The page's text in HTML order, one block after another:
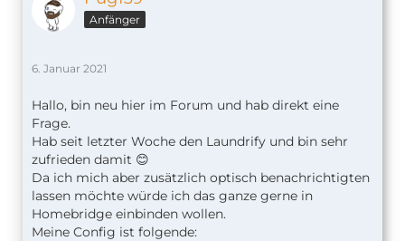
Anfänger
6. Januar 2021
Hallo, bin neu hier im Forum und hab direkt eine
Frage.
Hab seit letzter Woche den Laundrify und bin sehr
zufrieden damit 😊
Da ich mich aber zusätzlich optisch benachrichtigten
lassen möchte würde ich das ganze gerne in
Homebridge einbinden wollen.
Meine Config ist folgende: